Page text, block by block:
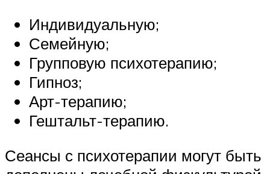
Индивидуальную;
Семейную;
Групповую психотерапию;
Гипноз;
Арт-терапию;
Гештальт-терапию.
Сеансы с психотерапии могут быть